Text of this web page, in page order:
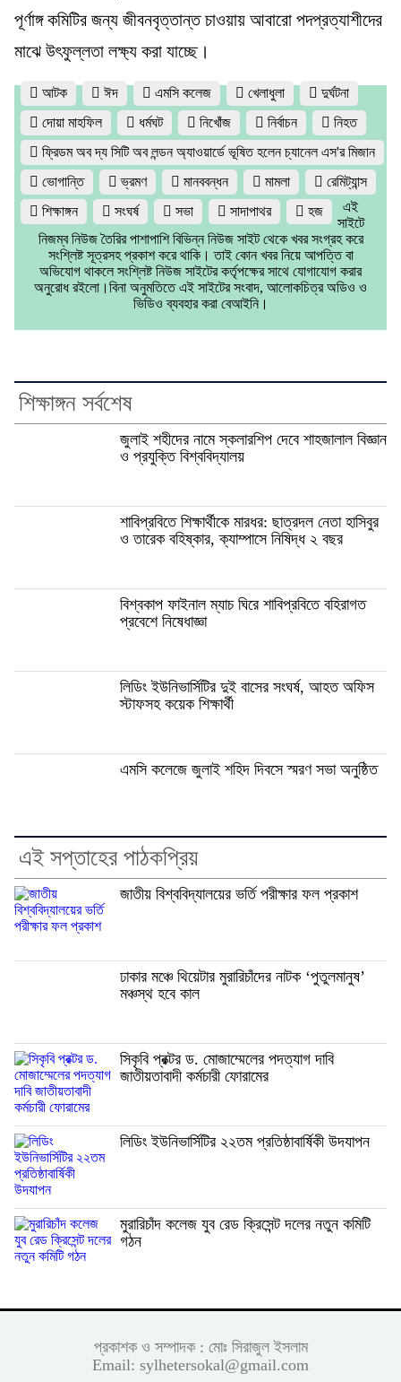
পূর্ণাঙ্গ কমিটির জন্য জীবনবৃত্তান্ত চাওয়ায় আবারো পদপ্রত্যাশীদের
মাঝে উৎফুল্লতা লক্ষ্য করা যাচ্ছে।
আটক ঈদ এমসি কলেজ খেলাধুলা
দুর্ঘটনা
দোয়া মাহফিল
ধর্মঘট নিখোঁজ নির্বাচন
নিহত
ফ্রিডম অব দ্য সিটি অব লন্ডন অ্যাওয়ার্ডে ভূষিত হলেন চ্যানেল এস'র মিজান
ভোগান্তি
ভ্রমণ মানববন্ধন মামলা
রেমিট্যান্স
শিক্ষাঙ্গন
সংঘর্ষ সভা সাদাপাথর হজ
এই
সাইটে
নিজম্ব নিউজ তৈরির পাশাপাশি বিভিন্ন নিউজ সাইট থেকে খবর সংগ্রহ করে
সংশ্লিষ্ট সূত্রসহ প্রকাশ করে থাকি। তাই কোন খবর নিয়ে আপত্তি বা
অভিযোগ থাকলে সংশ্লিষ্ট নিউজ সাইটের কর্তৃপক্ষের সাথে যোগাযোগ করার
অনুরোধ রইলো।বিনা অনুমতিতে এই সাইটের সংবাদ, আলোকচিত্র অডিও ও
ভিডিও ব্যবহার করা বেআইনি।
শিক্ষাঙ্গন সর্বশেষ
জুলাই শহীদের নামে স্কলারশিপ দেবে শাহজালাল বিজ্ঞান
ও প্রযুক্তি বিশ্ববিদ্যালয়
শাবিপ্রবিতে শিক্ষার্থীকে মারধর: ছাত্রদল নেতা হাসিবুর
ও তারেক বহিষ্কার, ক্যাম্পাসে নিষিদ্ধ ২ বছর
বিশ্বকাপ ফাইনাল ম্যাচ ঘিরে শাবিপ্রবিতে বহিরাগত
প্রবেশে নিষেধাজ্ঞা
লিডিং ইউনিভার্সিটির দুই বাসের সংঘর্ষ, আহত অফিস
স্টাফসহ কয়েক শিক্ষার্থী
এমসি কলেজে জুলাই শহিদ দিবসে স্মরণ সভা অনুষ্ঠিত
এই সপ্তাহের পাঠকপ্রিয়
জাতীয় বিশ্ববিদ্যালয়ের ভর্তি পরীক্ষার ফল প্রকাশ
ঢাকার মঞ্চে থিয়েটার মুরারিচাঁদের নাটক ‘পুতুলমানুষ’
মঞ্চস্থ হবে কাল
সিকৃবি প্রক্টর ড. মোজাম্মেলের পদত্যাগ দাবি
জাতীয়তাবাদী কর্মচারী ফোরামের
লিডিং ইউনিভার্সিটির ২২তম প্রতিষ্ঠাবার্ষিকী উদযাপন
মুরারিচাঁদ কলেজ যুব রেড ক্রিসেন্ট দলের নতুন কমিটি
গঠন
প্রকাশক ও সম্পাদক : মোঃ সিরাজুল ইসলাম
Email: sylhetersokal@gmail.com